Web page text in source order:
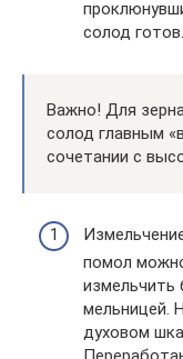
солод готов.
Важно! Для
солод главным
сочетании с
помол
измельчить
мельницей.
духовом